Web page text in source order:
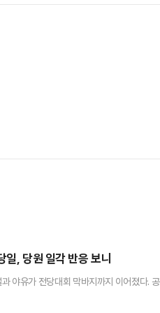
, 당원 일각 반응 보니
야유가 전당대회 막바지까지 이어졌다.